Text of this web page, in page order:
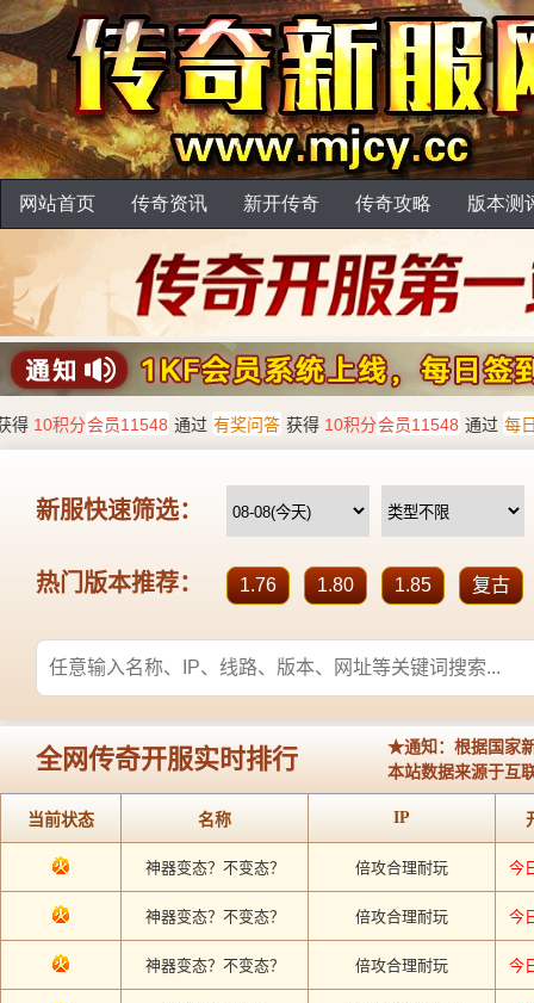
网站首页 传奇资讯 新开传奇 传奇攻略 版本测